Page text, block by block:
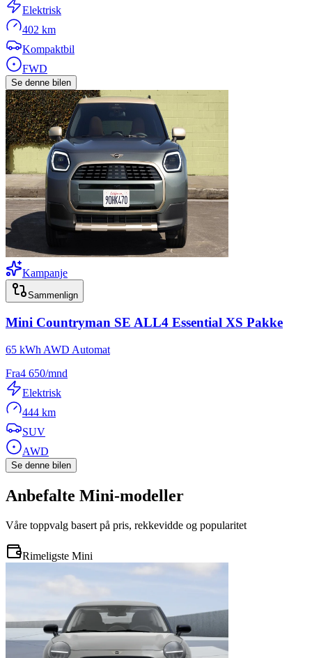
Elektrisk
402 km
Kompaktbil
FWD
Se denne bilen
Kampanje
Sammenlign
Mini Countryman SE ALL4 Essential XS Pakke
65 kWh AWD Automat
Fra4 650/mnd
Elektrisk
444 km
SUV
AWD
Se denne bilen
Anbefalte Mini-modeller
Våre toppvalg basert på pris, rekkevidde og popularitet
Rimeligste Mini